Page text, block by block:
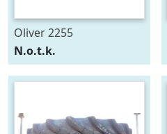
Oliver 2255
N.o.t.k.